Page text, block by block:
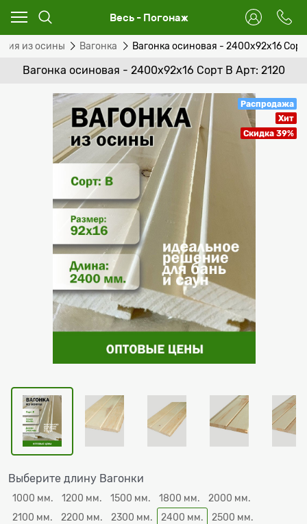
Весь - Погонаж
из осины Вагонка Вагонка осиновая - 2400x92x16
Вагонка осиновая - 2400x92x16 Сорт В Арт: 2120
Распродажа
Хит
Скидка 39%
Выберите длину Вагонки
1000 мм. 1200 мм. 1500 мм. 1800 мм.
2000 мм.
2100 мм.
2200 мм. 2300 мм. 2400 мм.
2500 мм.